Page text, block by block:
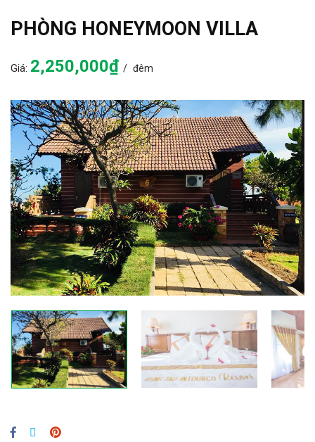
PHÒNG HONEYMOON VILLA
Giá: 2,250,000₫ đêm